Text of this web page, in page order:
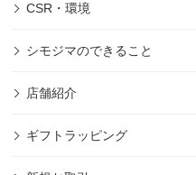
CSR・環境
シモジマのできること
店舗紹介
ギフトラッピング